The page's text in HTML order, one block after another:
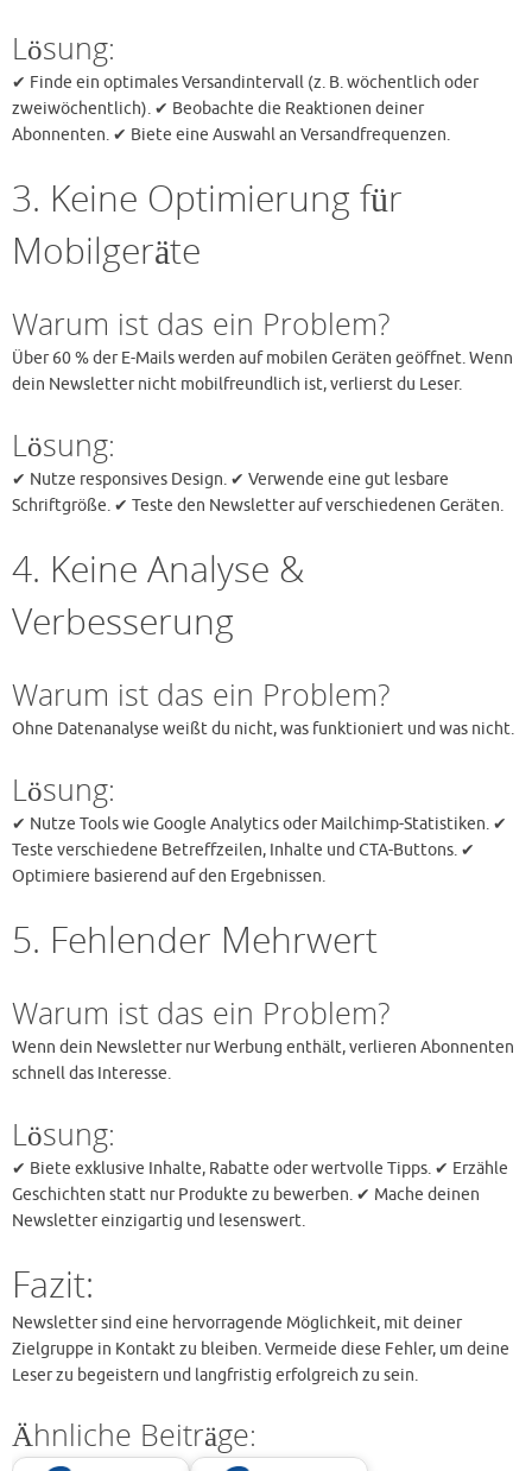
Lösung:
✔ Finde ein optimales Versandintervall (z. B. wöchentlich oder
zweiwöchentlich). ✔ Beobachte die Reaktionen deiner
Abonnenten. ✔ Biete eine Auswahl an Versandfrequenzen.
3. Keine Optimierung für
Mobilgeräte
Warum ist das ein Problem?
Über 60 % der E-Mails werden auf mobilen Geräten geöffnet. Wenn
dein Newsletter nicht mobilfreundlich ist, verlierst du Leser.
Lösung:
✔ Nutze responsives Design. ✔ Verwende eine gut lesbare
Schriftgröße. ✔ Teste den Newsletter auf verschiedenen Geräten.
4. Keine Analyse &
Verbesserung
Warum ist das ein Problem?
Ohne Datenanalyse weißt du nicht, was funktioniert und was nicht.
Lösung:
✔ Nutze Tools wie Google Analytics oder Mailchimp-Statistiken. ✔
Teste verschiedene Betreffzeilen, Inhalte und CTA-Buttons. ✔
Optimiere basierend auf den Ergebnissen.
5. Fehlender Mehrwert
Warum ist das ein Problem?
Wenn dein Newsletter nur Werbung enthält, verlieren Abonnenten
schnell das Interesse.
Lösung:
✔ Biete exklusive Inhalte, Rabatte oder wertvolle Tipps. ✔ Erzähle
Geschichten statt nur Produkte zu bewerben. ✔ Mache deinen
Newsletter einzigartig und lesenswert.
Fazit:
Newsletter sind eine hervorragende Möglichkeit, mit deiner
Zielgruppe in Kontakt zu bleiben. Vermeide diese Fehler, um deine
Leser zu begeistern und langfristig erfolgreich zu sein.
Ähnliche Beiträge: